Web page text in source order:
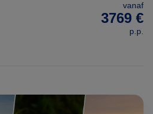
vanaf
3769 €
p.p.